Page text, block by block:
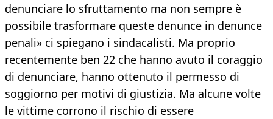
denunciare lo sfruttamento ma non sempre è
possibile trasformare queste denunce in denunce
penali» ci spiegano i sindacalisti. Ma proprio
recentemente ben 22 che hanno avuto il coraggio
di denunciare, hanno ottenuto il permesso di
soggiorno per motivi di giustizia. Ma alcune volte
le vittime corrono il rischio di essere